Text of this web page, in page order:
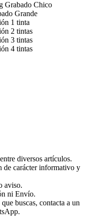
Grabado Chico
Grande
1 tinta
2 tintas
3 tintas
4 tintas
diversos artículos.
de carácter informativo y
aviso.
ni Envío.
buscas, contacta a un